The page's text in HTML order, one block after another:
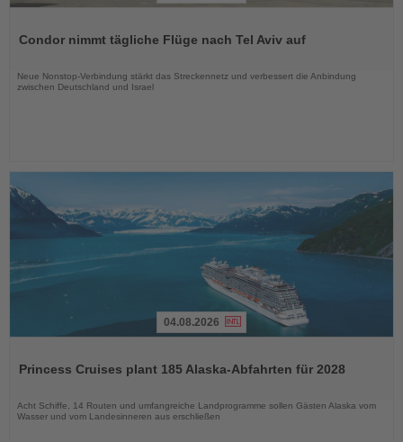
die
Condor nimmt tägliche Flüge nach Tel Aviv auf
Neue Nonstop-Verbindung stärkt das Streckennetz und verbessert die Anbindung
zwischen Deutschland und Israel
die
04.08.2026
Princess Cruises plant 185 Alaska-Abfahrten für 2028
Acht Schiffe, 14 Routen und umfangreiche Landprogramme sollen Gästen Alaska vom
Wasser und vom Landesinneren aus erschließen